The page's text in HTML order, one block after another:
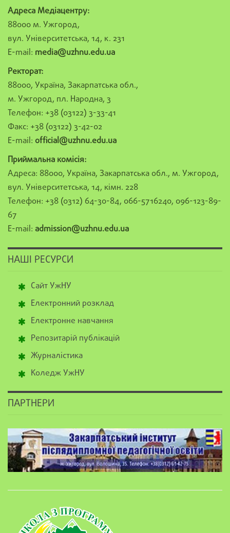
Адреса Медіацентру:
88000 м. Ужгород,
вул. Університетська, 14, к. 231
E-mail: media@uzhnu.edu.ua
Ректорат:
88000, Україна, Закарпатська обл.,
м. Ужгород, пл. Народна, 3
Телефон: +38 (03122) 3-33-41
Факс: +38 (03122) 3-42-02
E-mail: official@uzhnu.edu.ua
Приймальна комісія:
Адреса: 88000, Україна, Закарпатська обл., м. Ужгород,
вул. Університетська, 14, кімн. 228
Телефон: +38 (0312) 64-30-84, 066-5716240, 096-123-89-
67
E-mail: admission@uzhnu.edu.ua
НАШІ РЕСУРСИ
Сайт УжНУ
Електронний розклад
Електронне навчання
Репозитарій публікацій
Журналістика
Коледж УжНУ
ПАРТНЕРИ